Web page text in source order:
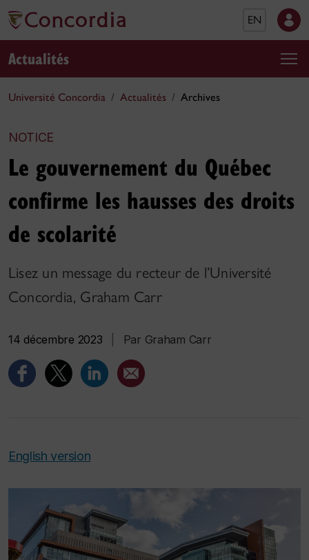
EN
Actualités
Université Concordia Actualités Archives
NOTICE
Le gouvernement du Québec
confirme les hausses des droits
de scolarité
Lisez un message du recteur de l’Université
Concordia, Graham Carr
14 décembre 2023 Par Graham Carr
English version